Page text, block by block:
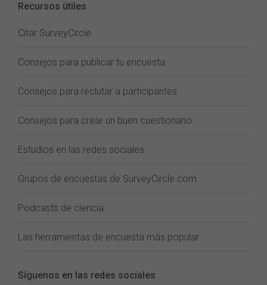
Recursos útiles
Citar SurveyCircle
Consejos para publicar tu encuesta
Consejos para reclutar a participantes
Consejos para crear un buen cuestionario
Estudios en las redes sociales
Grupos de encuestas de SurveyCircle.com
Podcasts de ciencia
Las herramientas de encuesta más popular
Síguenos en las redes sociales